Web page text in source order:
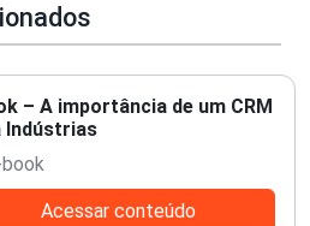
– A importância de um CRM
Indústrias
Acessar conteúdo